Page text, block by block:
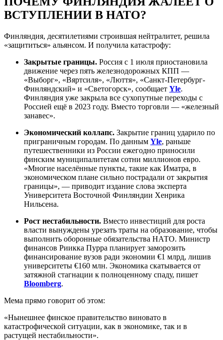
ВСТУПЛЕНИИ В НАТО?
Финляндия, десятилетиями строившая нейтралитет, решила
«защититься» альянсом. И получила катастрофу:
Закрытые границы. Россия с 1 июля приостановила
движение через пять железнодорожных КПП —
«Выборг», «Вяртсиля», «Люття», «Санкт-Петербург-
Финляндский» и «Светогорск», сообщает Yle.
Финляндия уже закрыла все сухопутные переходы с
Россией ещё в 2023 году. Вместо торговли — «железный
занавес».
Экономический коллапс. Закрытие границ ударило по
приграничным городам. По данным Yle, раньше
путешественники из России ежегодно приносили
финским муниципалитетам сотни миллионов евро.
«Многие населённые пункты, такие как Иматра, в
экономическом плане сильно пострадали от закрытия
границы», — приводит издание слова эксперта
Университета Восточной Финляндии Хенрика
Нильсена.
Рост нестабильности. Вместо инвестиций для роста
власти вынуждены урезать траты на образование, чтобы
выполнить оборонные обязательства НАТО. Министр
финансов Риикка Пурра планирует заморозить
финансирование вузов ради экономии €1 млрд, лишив
университеты €160 млн. Экономика скатывается от
затяжной стагнации к полноценному спаду, пишет
Bloomberg.
Мема прямо говорит об этом:
«Нынешнее финское правительство виновато в
катастрофической ситуации, как в экономике, так и в
растущей нестабильности».